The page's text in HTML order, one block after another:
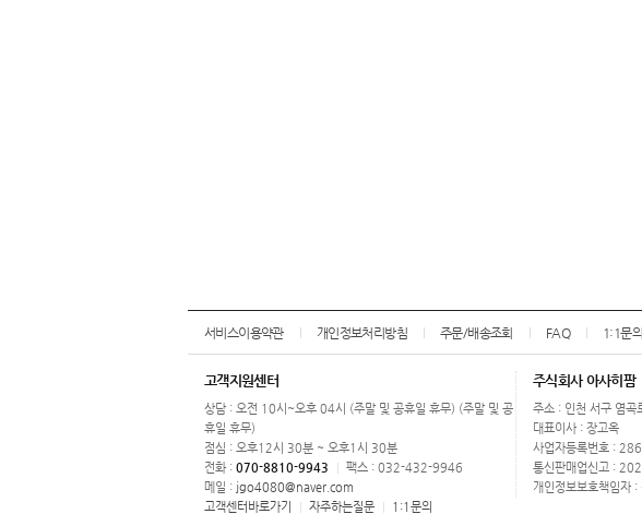
서비스이용약관 개인정보처리방침 주문/배송조회 FAQ 1:1문의
고객지원센터
상담 : 오전 10시~오후 04시 (주말 및 공휴일 휴무) (주말 및 공
휴일 휴무)
점심 : 오후12시 30분 ~ 오후1시 30분
전화 : 070-8810-9943
팩스 : 032-432-9946
메일 : jgo4080@naver.com
고객센터바로가기
자주하는질문 1:1문의
주식회사 아사히팜
주소 : 인천 서구 염
대표이사 : 장고옥
사업자등록번호 :
통신판매업신고 :
개인정보보호책임자 :